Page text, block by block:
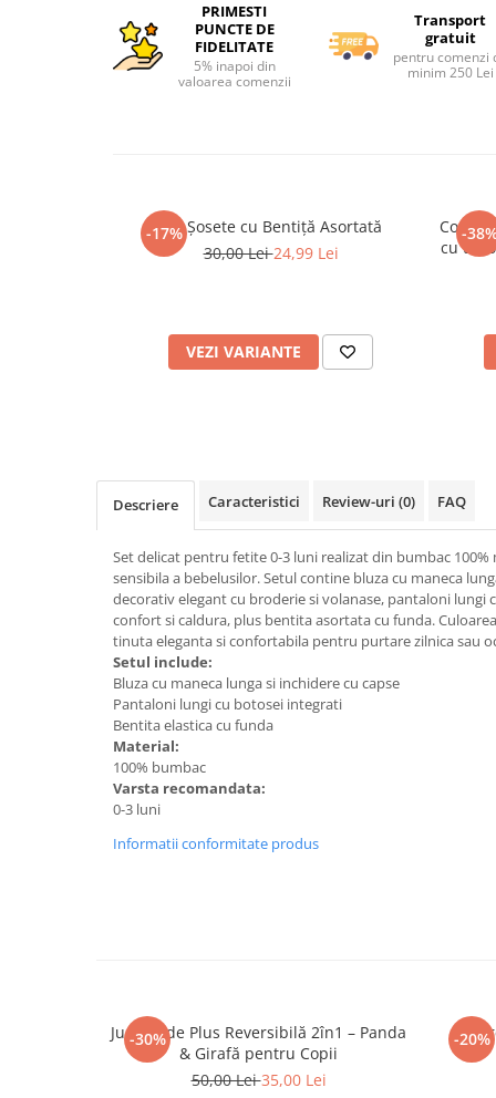
Jucarii de baie
Seturi de frumusete
Blocuri de constructie
Electrocasnice si bucatarii
Jucarii educative din lemn
Motociclete
Muzica si instrumente
Saltelute si centre de activitati
Set Avioane si submarine
Seturi de doctor
Seturi de rufe
Facebook
PRIMESTI
PUNCTE DE
FIDELITATE
5% inapoi din
valoarea comenzii
Transport
gratuit
pentru comenzi
minim 250 Lei
-17%
Set Șosete cu Bentiță Asortată
30,00 Lei24,99 Lei
VEZI VARIANTE
-
cu
Descriere Caracteristici Review-uri (0) FAQ
Set delicat pentru fetite 0-3 luni realizat din bumbac
sensibila a bebelusilor. Setul contine bluza cu maneca
decorativ elegant cu broderie si volanase, pantaloni lungi
confort si caldura, plus bentita asortata cu funda.
tinuta eleganta si confortabila pentru purtare zilnica sau
Setul include:
Bluza cu maneca lunga si inchidere cu capse
Pantaloni lungi cu botosei integrati
Bentita elastica cu funda
Material:
100% bumbac
Varsta recomandata:
0-3 luni
Informatii conformitate produs
-30%
Jucărie de Plus Reversibilă 2în1 – Panda
& Girafă pentru Copii
50,00 Lei35,00 Lei
-20%
Set